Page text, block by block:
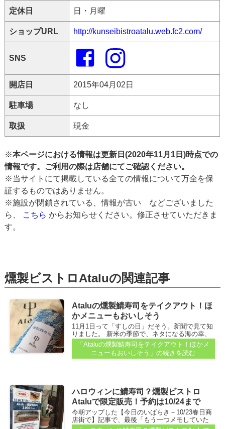
定休日 日・月曜
ショップURL http://kunseibistroatalu.web.fc2.com/
SNS
開店日 2015年04月02日
駐車場 なし
取扱 現金
※本ページにおける情報は更新日(2020年11月1日)時点での
情報です。ご利用の際は店舗にてご確認ください。
※当サイトにて掲載している全ての情報について万全を保
証するものではありません。
※施設が閉鎖されている、情報が古い などございました
ら、 こちら からお知らせください。修正させていただきま
す。
燻製ビストロAtaluの関連記事
Ataluの燻製鯖寿司をテイクアウト！ほ
かメニューもおいしそう
11月1日って「すしの日」だそう。新聞で見て知
りました。 新米の季節で、ネタになる海の幸、
山の幸がおいしい時期だからなんだそうです。
え。寿司？ おぉ、寿司か！ ・・・と思ったの
で、紹介します...
「Ataluの燻製鯖寿司をテイクアウト！ほかメ
ニューもおいしそう」の続きを読む
ハロウィンに鯖寿司？燻製ビストロ
Ataluで限定販売！予約は10/24まで
今朝アップした【今日のいばらき－10/23春日商
店街で】記事で、最後「もう一つメモしていた
ことをチェックしてからまた…」と書いていま